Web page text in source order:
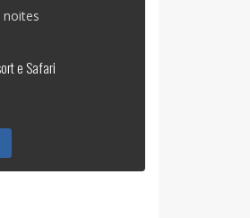
noites
e Safari